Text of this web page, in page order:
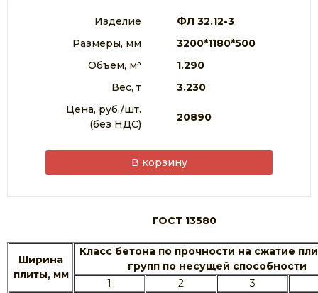
Изделие
ФЛ 32.12-3
Размеры, мм
3200*1180*500
Объем, м³
1.290
Вес, т
3.230
Цена, руб./шт.
(без НДС)
20890
В корзину
ГОСТ 13580
Ширина
плиты, мм
Класс бетона по прочности на сжатие
групп по несущей способности
1
2
3